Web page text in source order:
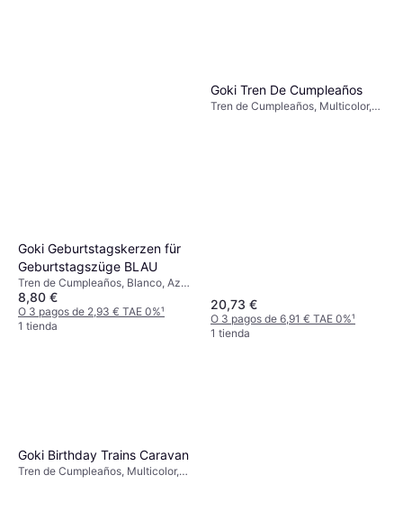
Goki Geburtstagskerzen für
Geburtstagszüge BLAU
Tren de Cumpleaños, Blanco, Azul,
10pcs
8,80 €
O 3 pagos de 2,93 € TAE 0%¹
1 tienda
Goki Tren De Cumpleaños
Tren de Cumpleaños, Multicolor,
20,73 €
O 3 pagos de 6,91 € TAE 0%¹
1 tienda
Goki Birthday Trains Caravan
Tren de Cumpleaños, Multicolor,